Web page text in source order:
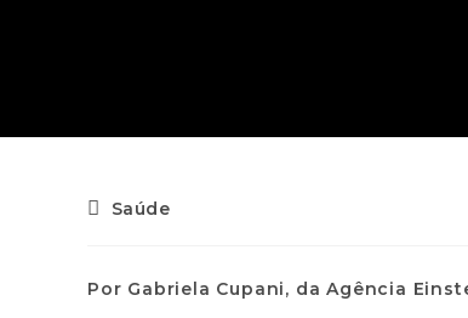
Saúde
Por Gabriela Cupani, da Agência